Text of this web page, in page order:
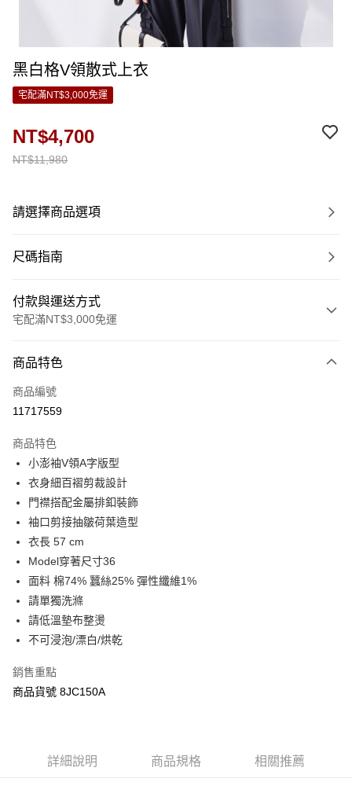
黑白格V領散式上衣
宅配滿NT$3,000免運
NT$11,980
NT$4,700
請選擇商品選項
尺碼指南
付款與運送方式
宅配滿NT$3,000免運
信用卡一次付款
LINE Pay
街口支付
悠遊付
Google Pay
全盈+PAY
AFTEE先享後付
相關說明
【關於「AFTEE先享後付」】
AFTEE先享後付是「在收到商品之後才付款」的支付方式。 讓您購物簡單
便利好安心！
２．便利：只要手機號碼，簡訊認證，即可結帳。
２．訂單成立數日內，您將收到繳費通知簡訊。
３．收到繳費通知簡訊後14天內，點擊此簡訊中的連結，可透過四大超商／
ATM付款
宅配
商品特色
商品編號
11717559
商品特色
小澎袖V領A字版型
衣身細百褶剪裁設計
門襟搭配金屬排釦裝飾
袖口剪接抽皺荷葉造型
衣長 57 cm
Model穿著尺寸36
面料 棉74% 蠶絲25% 彈性纖維1%
請單獨洗滌
請低溫墊布整燙
不可浸泡/漂白/烘乾
銷售重點
商品貨號 8JC150A
詳細說明 商品規格 相關推薦